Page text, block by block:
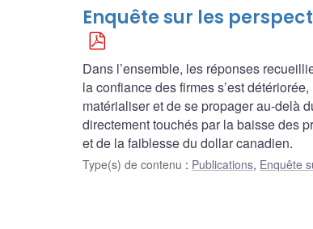
Enquête sur les
Dans l’ensemble, les réponses
la confiance des firmes s’est
matérialiser et de se propager au-delà
directement touchés par la baisse des
et de la faiblesse du dollar canadien.
Type(s) de contenu : Publications, Enquête